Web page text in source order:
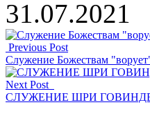
Отправить
31.07.2021
Previous Post
Служение Божествам
Next Post
СЛУЖЕНИЕ ШРИ